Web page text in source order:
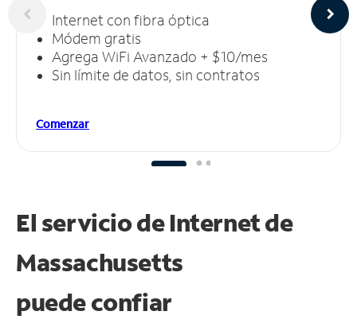
Internet con fibra óptica
Módem gratis
Agrega WiFi Avanzado + $10/mes
Sin límite de datos, sin contratos
Comenzar
El servicio de Internet de
Massachusetts
puedeconfiar